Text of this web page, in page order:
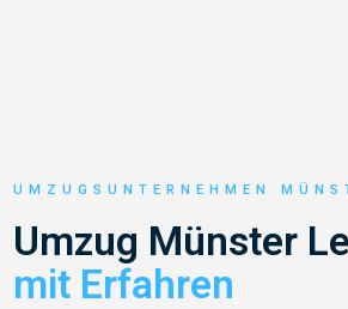
UMZUGSUNTERNEHMEN
Umzug Münster
mit Erfahren